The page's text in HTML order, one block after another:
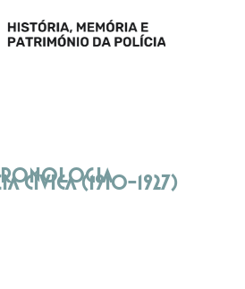
Cívica (1910-1927)